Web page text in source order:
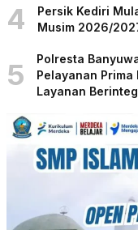
4
Persik Kediri
Musim 2026/
5
Polresta
Pelayanan Prima
Layanan